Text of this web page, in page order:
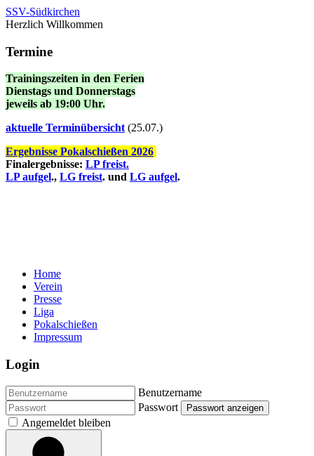
SSV-Südkirchen
Herzlich Willkommen
Termine
Trainingszeiten in den Ferien
Dienstags und Donnerstags
jeweils ab 19:00 Uhr.
aktuelle Terminübersicht(25.07.)
Ergebnisse Pokalschießen 2026
Finalergebnisse: LP freist.
LP aufgel., LG freist. und LG aufgel.
Home
Verein
Presse
Liga
Pokalschießen
Impressum
Login
Benutzername
Passwort
Passwort anzeigen
Angemeldet bleiben